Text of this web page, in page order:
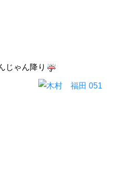
じゃん降り